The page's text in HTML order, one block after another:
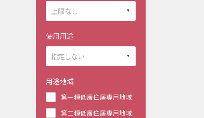
使用用途
用途地域
第一種低層住居専用地域
第二種低層住居専用地域